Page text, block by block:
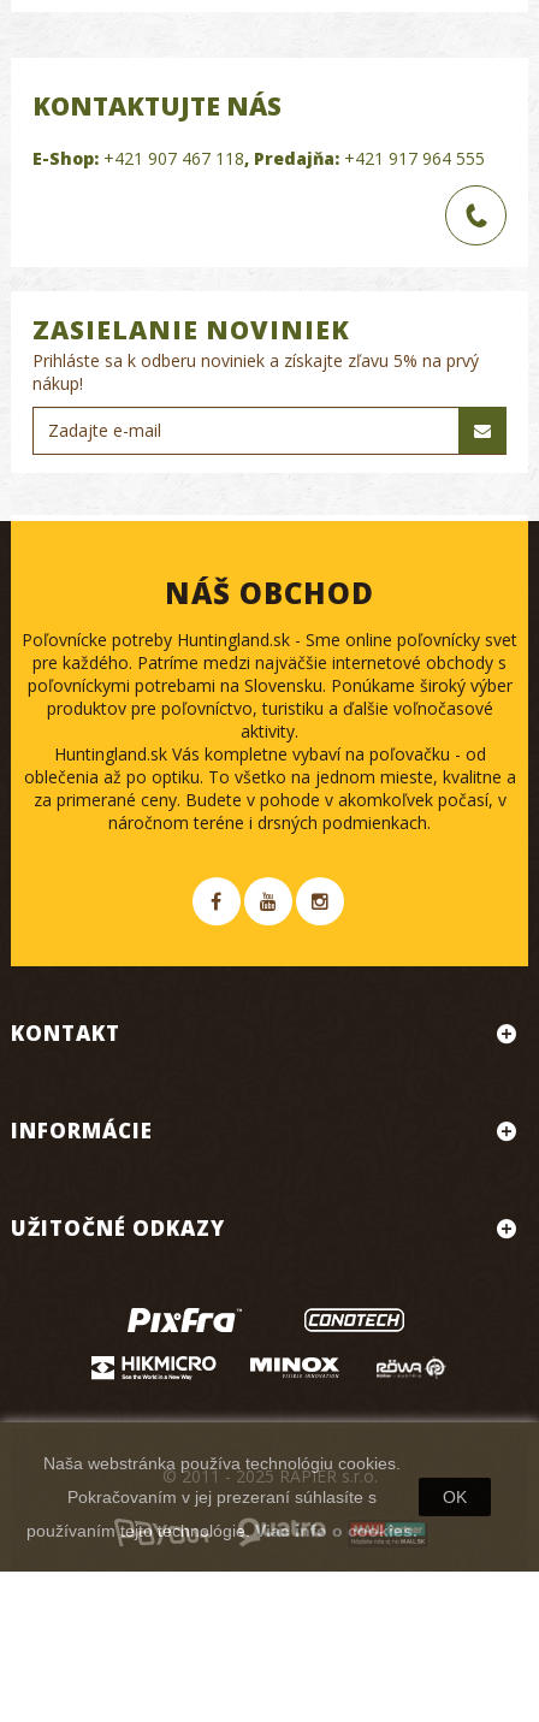
KONTAKTUJTE NÁS
E-Shop: +421 907 467 118, Predajňa: +421 917 964 555
ZASIELANIE NOVINIEK
Prihláste sa k odberu noviniek a získajte zľavu 5% na prvý
nákup!
NÁŠ OBCHOD
Poľovnícke potreby Huntingland.sk - Sme online poľovnícky svet
pre každého. Patríme medzi najväčšie internetové obchody s
poľovníckymi potrebami na Slovensku. Ponúkame široký výber
produktov pre poľovníctvo, turistiku a ďalšie voľnočasové
aktivity.
Huntingland.sk Vás kompletne vybaví na poľovačku - od
oblečenia až po optiku. To všetko na jednom mieste, kvalitne a
za primerané ceny. Budete v pohode v akomkoľvek počasí, v
náročnom teréne i drsných podmienkach.
KONTAKT
INFORMÁCIE
UŽITOČNÉ ODKAZY
Naša webstránka používa technológiu cookies.
Pokračovaním v jej prezeraní súhlasíte s
používaním tejto technológie.Viac info o cookies.
OK
© 2011 - 2025 RAPIER s.r.o.